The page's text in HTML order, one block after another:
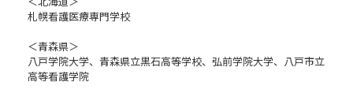
札幌看護医療専門学校
＜青森県＞
八戸学院大学、青森県立黒石高等学校、弘前学院大学、八戸市立
高等看護学院